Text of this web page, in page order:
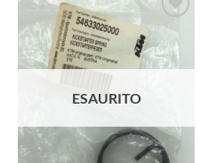
alla lista
dei
desideri
ESAURITO